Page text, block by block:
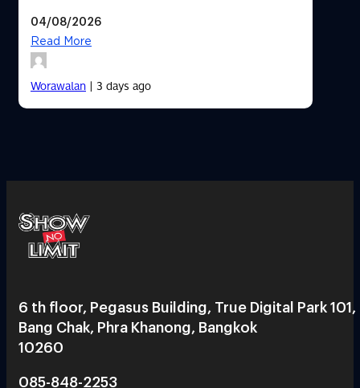
04/08/2026
Read More
Worawalan| 3 days ago
6 th floor, Pegasus Building, True Digital Park 101,
Bang Chak, Phra Khanong, Bangkok
10260
085-848-2253